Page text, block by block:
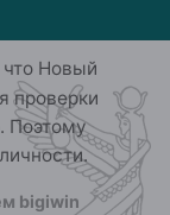
Новый
проверки
Поэтому
bigiwin